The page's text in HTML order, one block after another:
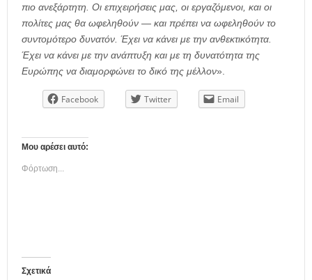
πιο ανεξάρτητη. Οι επιχειρήσεις μας, οι εργαζόμενοι, και οι
πολίτες μας θα ωφεληθούν — και πρέπει να ωφεληθούν το
συντομότερο δυνατόν. Έχει να κάνει με την ανθεκτικότητα.
Έχει να κάνει με την ανάπτυξη και με τη δυνατότητα της
Ευρώπης να διαμορφώνει το δικό της μέλλον».
Facebook Twitter Email
Μου αρέσει αυτό:
Φόρτωση...
Σχετικά